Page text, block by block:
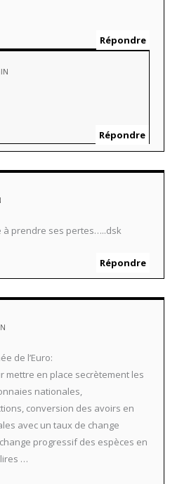
Répondre
Répondre
à prendre ses pertes…..dsk
Répondre
de l’Euro:
mettre en place secrètement les
nationales,
conversion des avoirs en
avec un taux de change
progressif des espèces en
…